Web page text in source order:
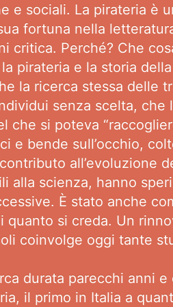
e sociali. La pirateria è
fortuna nella
critica. Perché? Che
pirateria e la storia
la ricerca stessa delle
senza scelta,
che si poteva
e bende sull’occhio,
all’evoluzione
alla scienza, hanno
È stato anche
si creda. Un
coinvolge oggi tante
durata parecchi anni
il primo in Italia a